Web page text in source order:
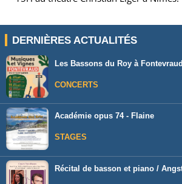
DERNIÈRES ACTUALITÉS
Les Bassons du Roy à Fontevraud
CONCERTS
Académie opus 74 - Flaine
STAGES
Récital de basson et piano /